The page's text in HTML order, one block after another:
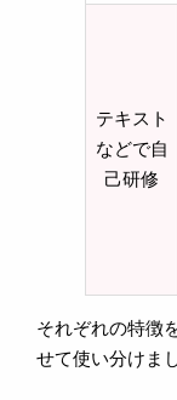
テキスト
などで自
己研修
それぞれの特徴
せて使い分けま